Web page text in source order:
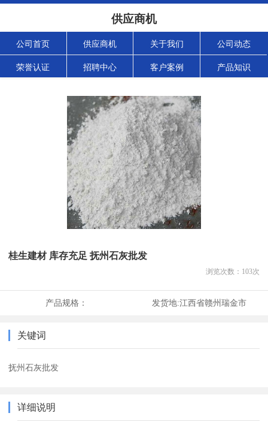
供应商机
公司首页 供应商机 关于我们 公司动态
荣誉认证 招聘中心 客户案例 产品知识
桂生建材 库存充足 抚州石灰批发
浏览次数： 103次
产品规格： 发货地:江西省赣州瑞金市
关键词
抚州石灰批发
详细说明